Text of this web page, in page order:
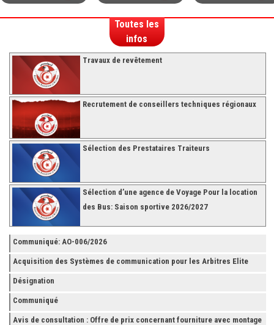
Toutes les
infos
Travaux de revêtement
Recrutement de conseillers techniques régionaux
Sélection des Prestataires Traiteurs
Sélection d’une agence de Voyage Pour la location
des Bus: Saison sportive 2026/2027
Communiqué: AO-006/2026
Acquisition des Systèmes de communication pour les Arbitres Elite
Désignation
Communiqué
Avis de consultation : Offre de prix concernant fourniture avec montage